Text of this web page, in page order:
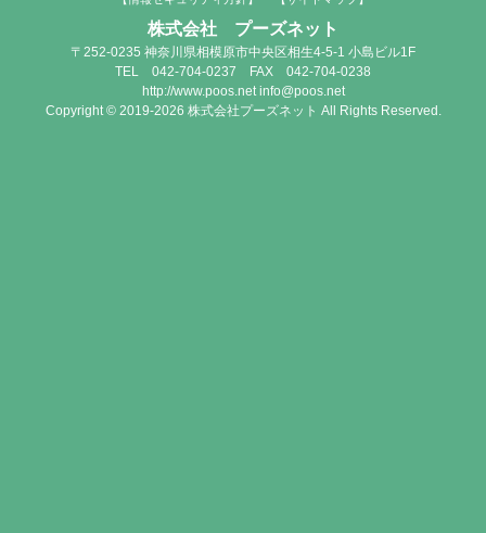
株式会社 プーズネット
〒252-0235 神奈川県相模原市中央区相生4-5-1 小島ビル1F
TEL 042-704-0237 FAX 042-704-0238
http://www.poos.net info@poos.net
Copyright © 2019-2026 株式会社プーズネット All Rights Reserved.